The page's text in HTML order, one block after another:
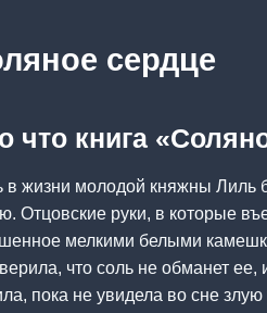
сердце
что книга
в жизни молодой княжны Лиль
Отцовские руки, в которые
мелкими белыми
что соль не обманет ее,
пока не увидела во сне